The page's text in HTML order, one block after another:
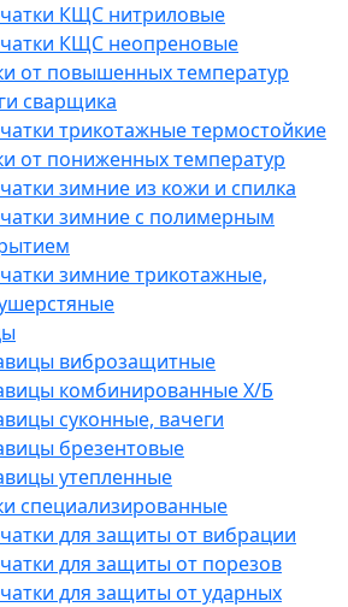
КЩС нитриловые
КЩС неопреновые
от повышенных температур
сварщика
трикотажные термостойкие
от пониженных температур
зимние из кожи и спилка
зимние с полимерным
зимние трикотажные,
виброзащитные
комбинированные Х/Б
суконные, вачеги
брезентовые
утепленные
специализированные
для защиты от вибрации
для защиты от порезов
для защиты от ударных